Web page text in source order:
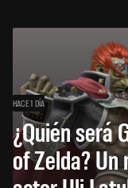
HACE 1 DÍA
¿Quién será
of Zelda?